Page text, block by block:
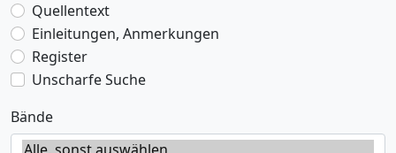
Quellentext
Einleitungen, Anmerkungen
Register
Unscharfe Suche
Bände